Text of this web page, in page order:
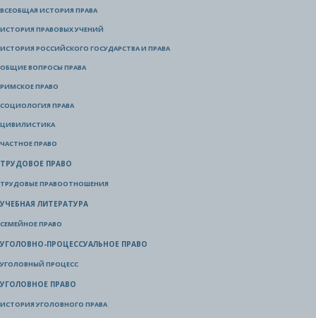
ВСЕОБЩАЯ ИСТОРИЯ ПРАВА
ИСТОРИЯ ПРАВОВЫХ УЧЕНИЙ
ИСТОРИЯ РОССИЙСКОГО ГОСУДАРСТВА И ПРАВА
ОБЩИЕ ВОПРОСЫ ПРАВА
РИМСКОЕ ПРАВО
СОЦИОЛОГИЯ ПРАВА
ЦИВИЛИСТИКА
ЧАСТНОЕ ПРАВО
ТРУДОВОЕ ПРАВО
ТРУДОВЫЕ ПРАВООТНОШЕНИЯ
УЧЕБНАЯ ЛИТЕРАТУРА
СЕМЕЙНОЕ ПРАВО
УГОЛОВНО-ПРОЦЕССУАЛЬНОЕ ПРАВО
УГОЛОВНЫЙ ПРОЦЕСС
УГОЛОВНОЕ ПРАВО
ИСТОРИЯ УГОЛОВНОГО ПРАВА